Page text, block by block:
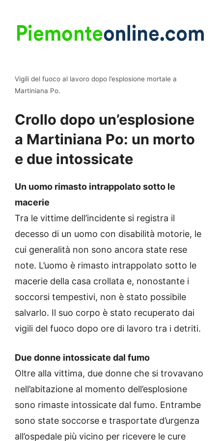
Vigili del fuoco al lavoro dopo l’esplosione mortale a
Martiniana Po.
Crollo dopo un’esplosione
a Martiniana Po: un morto
e due intossicate
Un uomo rimasto intrappolato sotto le
macerie
Tra le vittime dell’incidente si registra il
decesso di un uomo con disabilità motorie, le
cui generalità non sono ancora state rese
note. L’uomo è rimasto intrappolato sotto le
macerie della casa crollata e, nonostante i
soccorsi tempestivi, non è stato possibile
salvarlo. Il suo corpo è stato recuperato dai
vigili del fuoco dopo ore di lavoro tra i detriti.
Due donne intossicate dal fumo
Oltre alla vittima, due donne che si trovavano
nell’abitazione al momento dell’esplosione
sono rimaste intossicate dal fumo. Entrambe
sono state soccorse e trasportate d’urgenza
all’ospedale più vicino per ricevere le cure